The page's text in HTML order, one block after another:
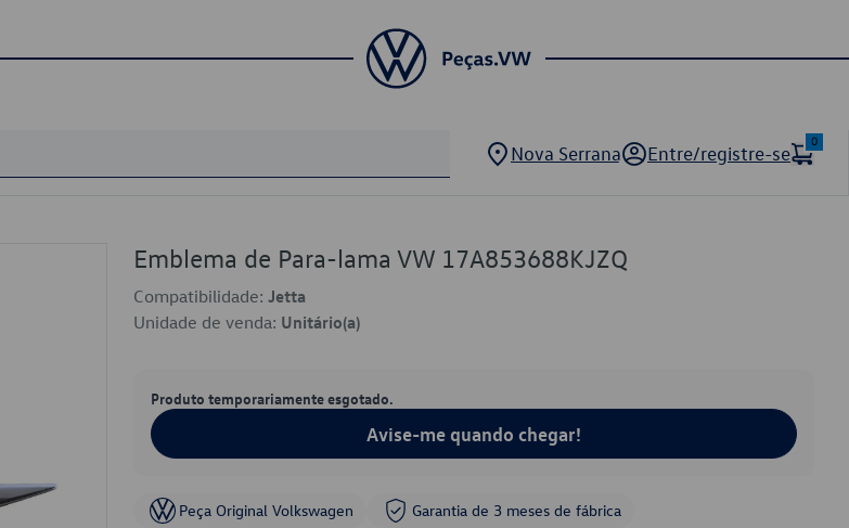
Nova Serrana Entre/registre-se
0
Emblema de Para-lama VW 17A853688KJZQ
Compatibilidade: Jetta
Unidade de venda: Unitário(a)
Produto temporariamente esgotado.
Avise-me quando chegar!
Peça Original Volkswagen Garantia de 3 meses de fábrica